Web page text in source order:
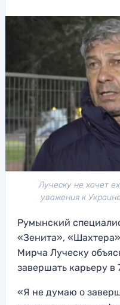
Луческу не хочет
уважения к
Румынский
«Зенита»,
Мирча Луческу
завершать карьеру в
«Я не думаю о